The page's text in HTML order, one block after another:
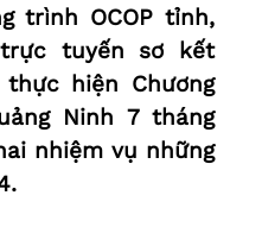
trình OCOP tỉnh,
tuyến sơ kết
hiện Chương
Ninh 7 tháng
nhiệm vụ những